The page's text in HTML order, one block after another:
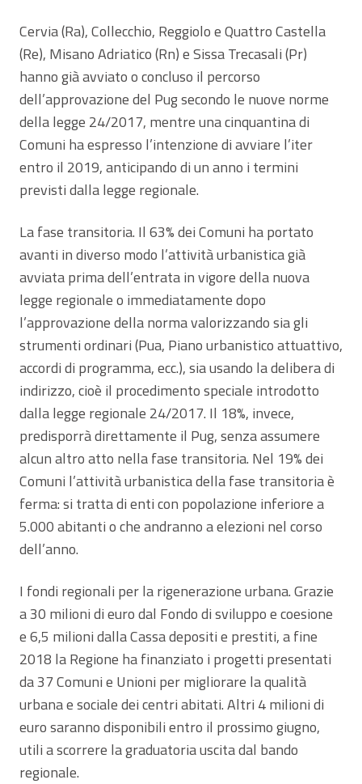
Cervia (Ra), Collecchio, Reggiolo e Quattro Castella
(Re), Misano Adriatico (Rn) e Sissa Trecasali (Pr)
hanno già avviato o concluso il percorso
dell’approvazione del Pug secondo le nuove norme
della legge 24/2017, mentre una cinquantina di
Comuni ha espresso l’intenzione di avviare l’iter
entro il 2019, anticipando di un anno i termini
previsti dalla legge regionale.
La fase transitoria. Il 63% dei Comuni ha portato
avanti in diverso modo l’attività urbanistica già
avviata prima dell’entrata in vigore della nuova
legge regionale o immediatamente dopo
l’approvazione della norma valorizzando sia gli
strumenti ordinari (Pua, Piano urbanistico attuattivo,
accordi di programma, ecc.), sia usando la delibera di
indirizzo, cioè il procedimento speciale introdotto
dalla legge regionale 24/2017. Il 18%, invece,
predisporrà direttamente il Pug, senza assumere
alcun altro atto nella fase transitoria. Nel 19% dei
Comuni l’attività urbanistica della fase transitoria è
ferma: si tratta di enti con popolazione inferiore a
5.000 abitanti o che andranno a elezioni nel corso
dell’anno.
I fondi regionali per la rigenerazione urbana. Grazie
a 30 milioni di euro dal Fondo di sviluppo e coesione
e 6,5 milioni dalla Cassa depositi e prestiti, a fine
2018 la Regione ha finanziato i progetti presentati
da 37 Comuni e Unioni per migliorare la qualità
urbana e sociale dei centri abitati. Altri 4 milioni di
euro saranno disponibili entro il prossimo giugno,
utili a scorrere la graduatoria uscita dal bando
regionale.